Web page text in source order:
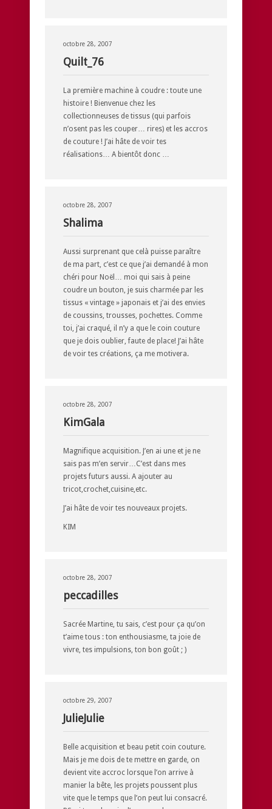
octobre 28, 2007
Quilt_76
La première machine à coudre : toute une
histoire ! Bienvenue chez les
collectionneuses de tissus (qui parfois
n’osent pas les couper… rires) et les accros
de couture ! J’ai hâte de voir tes
réalisations… A bientôt donc …
octobre 28, 2007
Shalima
Aussi surprenant que celà puisse paraître
de ma part, c’est ce que j’ai demandé à mon
chéri pour Noël… moi qui sais à peine
coudre un bouton, je suis charmée par les
tissus « vintage » japonais et j’ai des envies
de coussins, trousses, pochettes. Comme
toi, j’ai craqué, il n’y a que le coin couture
que je dois oublier, faute de place! J’ai hâte
de voir tes créations, ça me motivera.
octobre 28, 2007
KimGala
Magnifique acquisition. J’en ai une et je ne
sais pas m’en servir…C’est dans mes
projets futurs aussi. A ajouter au
tricot,crochet,cuisine,etc.
J’ai hâte de voir tes nouveaux projets.
KIM
octobre 28, 2007
peccadilles
Sacrée Martine, tu sais, c’est pour ça qu’on
t’aime tous : ton enthousiasme, ta joie de
vivre, tes impulsions, ton bon goût ; )
octobre 29, 2007
JulieJulie
Belle acquisition et beau petit coin couture.
Mais je me dois de te mettre en garde, on
devient vite accroc lorsque l’on arrive à
manier la bête, les projets poussent plus
vite que le temps que l’on peut lui consacré.